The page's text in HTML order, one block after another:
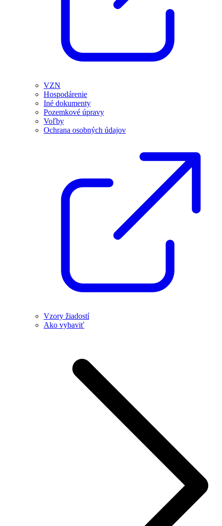
VZN
Hospodárenie
Iné dokumenty
Pozemkové úpravy
Voľby
Ochrana osobných údajov
Vzory žiadostí
Ako vybaviť